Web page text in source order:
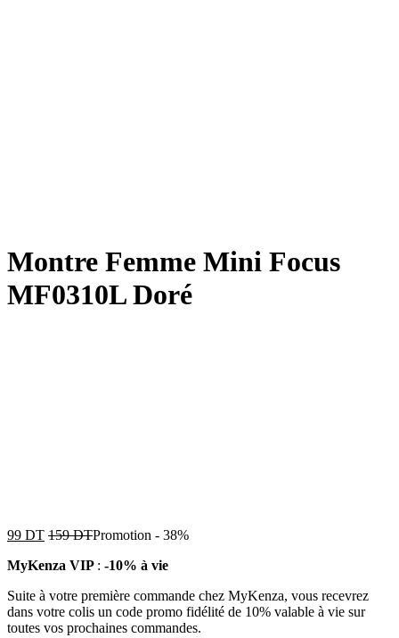
Montre Femme Mini Focus
MF0310L Doré
99 DT 159DTPromotion - 38%
MyKenza VIP : -10% à vie
Suite à votre première commande chez MyKenza, vous recevrez
dans votre colis un code promo fidélité de 10% valable à vie sur
toutes vos prochaines commandes.